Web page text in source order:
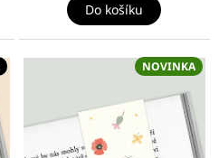
Do košíku
NOVINKA